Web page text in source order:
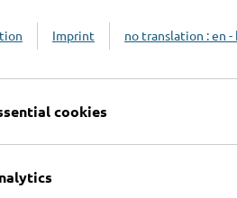
Imprint no translation : en
cookies